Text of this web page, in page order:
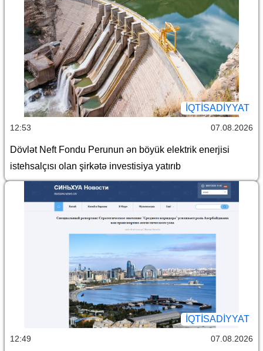
İQTİSADİYYAT
12:53 07.08.2026
Dövlət Neft Fondu Perunun ən böyük elektrik enerjisi
istehsalçısı olan şirkətə investisiya yatırıb
İQTİSADİYYAT
12:49 07.08.2026